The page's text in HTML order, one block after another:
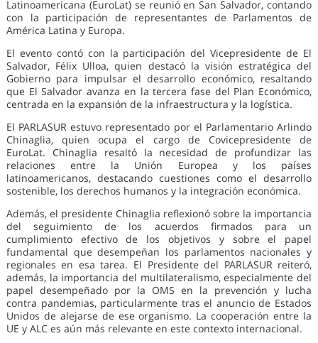
Latinoamericana (EuroLat) se reunió en San Salvador, contando
con la participación de representantes de Parlamentos de
América Latina y Europa.
El evento contó con la participación del Vicepresidente de El
Salvador, Félix Ulloa, quien destacó la visión estratégica del
Gobierno para impulsar el desarrollo económico, resaltando
que El Salvador avanza en la tercera fase del Plan Económico,
centrada en la expansión de la infraestructura y la logística.
El PARLASUR estuvo representado por el Parlamentario Arlindo
Chinaglia, quien ocupa el cargo de Covicepresidente de
EuroLat. Chinaglia resaltó la necesidad de profundizar las
relaciones entre la Unión Europea y los países
latinoamericanos, destacando cuestiones como el desarrollo
sostenible, los derechos humanos y la integración económica.
Además, el presidente Chinaglia reflexionó sobre la importancia
del seguimiento de los acuerdos firmados para un
cumplimiento efectivo de los objetivos y sobre el papel
fundamental que desempeñan los parlamentos nacionales y
regionales en esa tarea. El Presidente del PARLASUR reiteró,
además, la importancia del multilateralismo, especialmente del
papel desempeñado por la OMS en la prevención y lucha
contra pandemias, particularmente tras el anuncio de Estados
Unidos de alejarse de ese organismo. La cooperación entre la
UE y ALC es aún más relevante en este contexto internacional.